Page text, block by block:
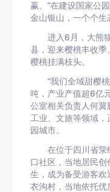
赢。”在建设国家公
金山银山，一个个生
进入6月，大熊猫
县，迎来樱桃丰收
樱桃挂满枝头。
“我们全域甜樱桃
吨，产业产值超6亿
公室相关负责人何翼
工业、文旅等领域
园城市。
在位于四川省荥
口社区，当地居民
生，成为备受游客欢
衣沟村，当地依托